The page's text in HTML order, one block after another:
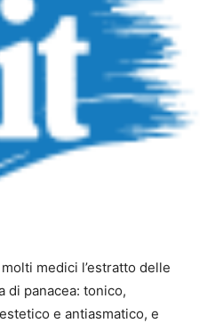
medici l’estratto delle
di panacea: tonico,
e antiasmatico, e